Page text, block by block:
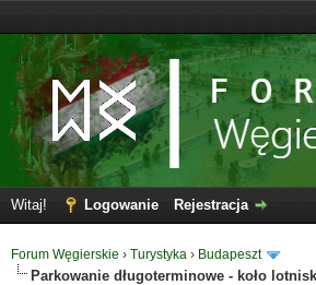
Witaj! Logowanie Rejestracja
Forum Węgierskie › Turystyka › Budapeszt
Parkowanie długoterminowe - koło